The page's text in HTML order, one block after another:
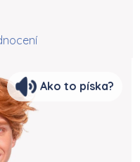
z 5 hvězdiček.
Ako to píska?